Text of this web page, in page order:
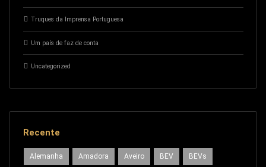
Truques da Imprensa Portuguesa
Um país de faz de conta
Uncategorized
Recente
Alemanha Amadora Aveiro BEV BEVs